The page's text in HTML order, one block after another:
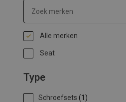
Alle merken
Seat
Type
Schroefsets (1)